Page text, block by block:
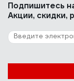
Подпишитесь
Акции, скидки,